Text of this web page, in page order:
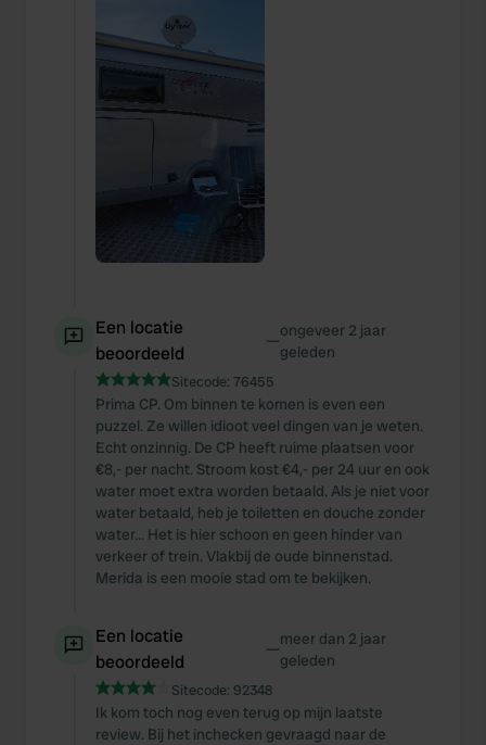
Een locatie
beoordeeld
—ongeveer 2 jaar
geleden
Sitecode: 76455
Prima CP. Om binnen te komen is even een
puzzel. Ze willen idioot veel dingen van je weten.
Echt onzinnig. De CP heeft ruime plaatsen voor
€8,- per nacht. Stroom kost €4,- per 24 uur en ook
water moet extra worden betaald. Als je niet voor
water betaald, heb je toiletten en douche zonder
water... Het is hier schoon en geen hinder van
verkeer of trein. Vlakbij de oude binnenstad.
Merida is een mooie stad om te bekijken.
Een locatie
beoordeeld
—meer dan 2 jaar
geleden
Sitecode: 92348
Ik kom toch nog even terug op mijn laatste
review. Bij het inchecken gevraagd naar de